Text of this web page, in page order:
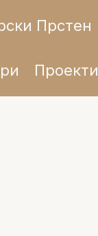
Прстен
Проекти